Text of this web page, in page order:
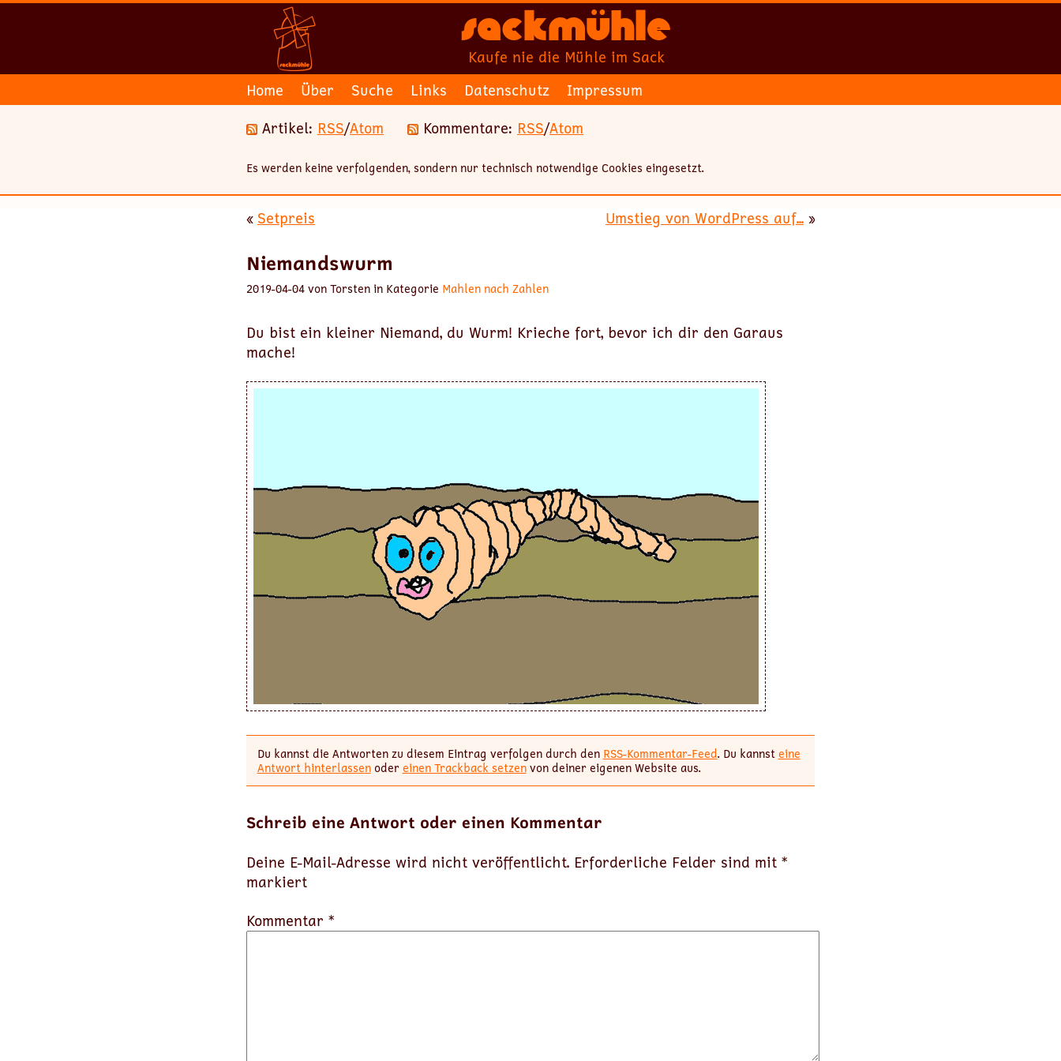
Sackmühle
Kaufe nie die Mühle im Sack
Home
Über Suche Links Datenschutz
Impressum
Artikel: RSS/Atom Kommentare: RSS/Atom
Es werden keine verfolgenden, sondern nur technisch notwendige Cookies eingesetzt.
« Setpreis Umstieg von WordPress auf... »
Niemandswurm
2019-04-04 von Torsten in Kategorie Mahlen nach Zahlen
Du bist ein kleiner Niemand, du Wurm! Krieche fort, bevor ich dir den Garaus
mache!
Du kannst die Antworten zu diesem Eintrag verfolgen durch den RSS-Kommentar-Feed. Du kannsteine
Antwort hinterlassenodereinen Trackback setzenvon deiner eigenen Website aus.
Schreib eine Antwort oder einen Kommentar
Deine E-Mail-Adresse wird nicht veröffentlicht. Erforderliche Felder sind mit *
markiert
Kommentar *